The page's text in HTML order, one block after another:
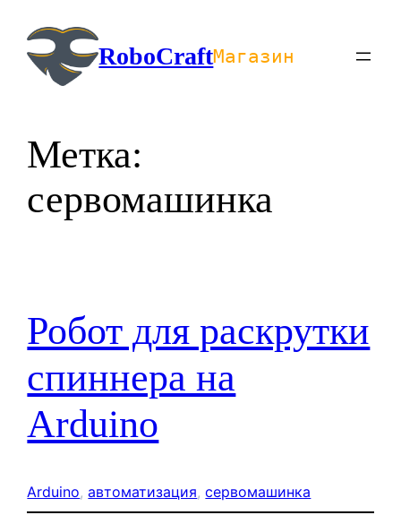
содержимомуRoboCraftМагазин
Метка:
сервомашинка
Робот для раскрутки
спиннера на
Arduino
Arduino, автоматизация, сервомашинка